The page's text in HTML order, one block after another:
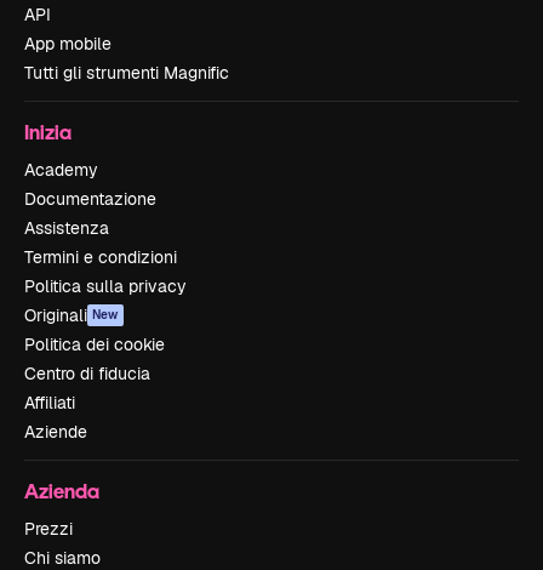
API
App mobile
Tutti gli strumenti Magnific
Inizia
Academy
Documentazione
Assistenza
Termini e condizioni
Politica sulla privacy
Originali New
Politica dei cookie
Centro di fiducia
Affiliati
Aziende
Azienda
Prezzi
Chi siamo